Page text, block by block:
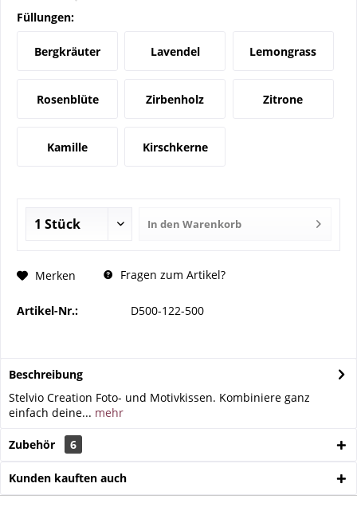
Füllungen:
Bergkräuter Lavendel Lemongrass
Rosenblüte Zirbenholz Zitrone
Kamille Kirschkerne
In den Warenkorb
Merken Fragen zum Artikel?
Artikel-Nr.: D500-122-500
Beschreibung
Stelvio Creation Foto- und Motivkissen. Kombiniere ganz
einfach deine... mehr
Zubehör 6
Kunden kauften auch